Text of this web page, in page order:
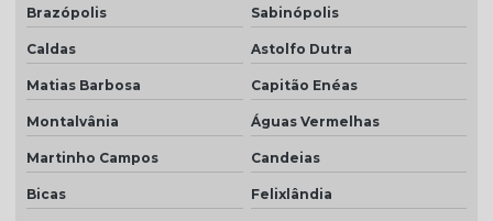
Brazópolis Sabinópolis
Caldas Astolfo Dutra
Matias Barbosa Capitão Enéas
Montalvânia Águas Vermelhas
Martinho Campos Candeias
Bicas Felixlândia